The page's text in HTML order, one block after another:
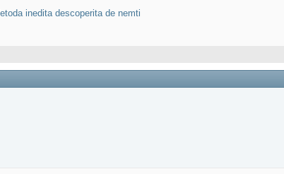
inedita descoperita de nemti